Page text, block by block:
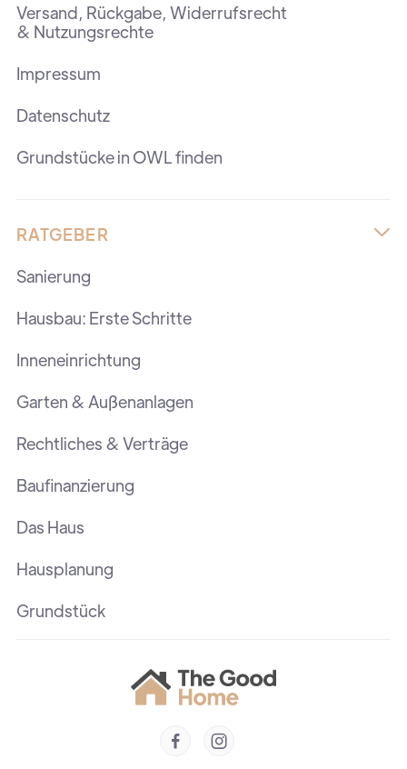
 
Versand, Rückgabe, Widerrufsrecht
& Nutzungsrechte
Impressum
Datenschutz
Grundstücke in OWL finden
RATGEBER 
Sanierung
Hausbau: Erste Schritte
Inneneinrichtung
Garten & Außenanlagen
Rechtliches & Verträge
Baufinanzierung
Das Haus
Hausplanung
Grundstück